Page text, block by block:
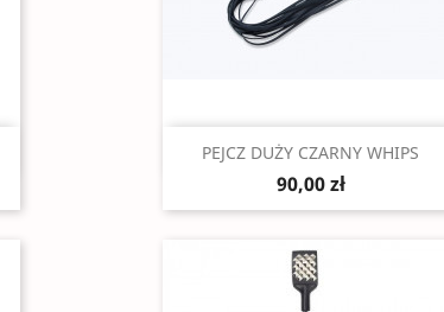
Szybki podgląd
PEJCZ DUŻY CZARNY WHIPS
90,00 zł